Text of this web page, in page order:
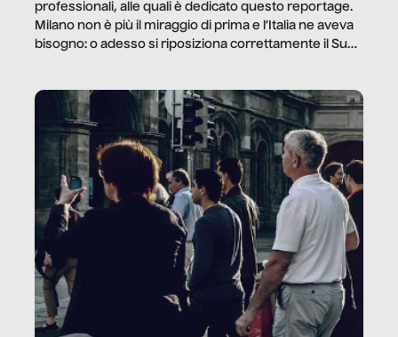
professionali, alle quali è dedicato questo reportage.
Milano non è più il miraggio di prima e l’Italia ne aveva
bisogno: o adesso si riposiziona correttamente il Sud